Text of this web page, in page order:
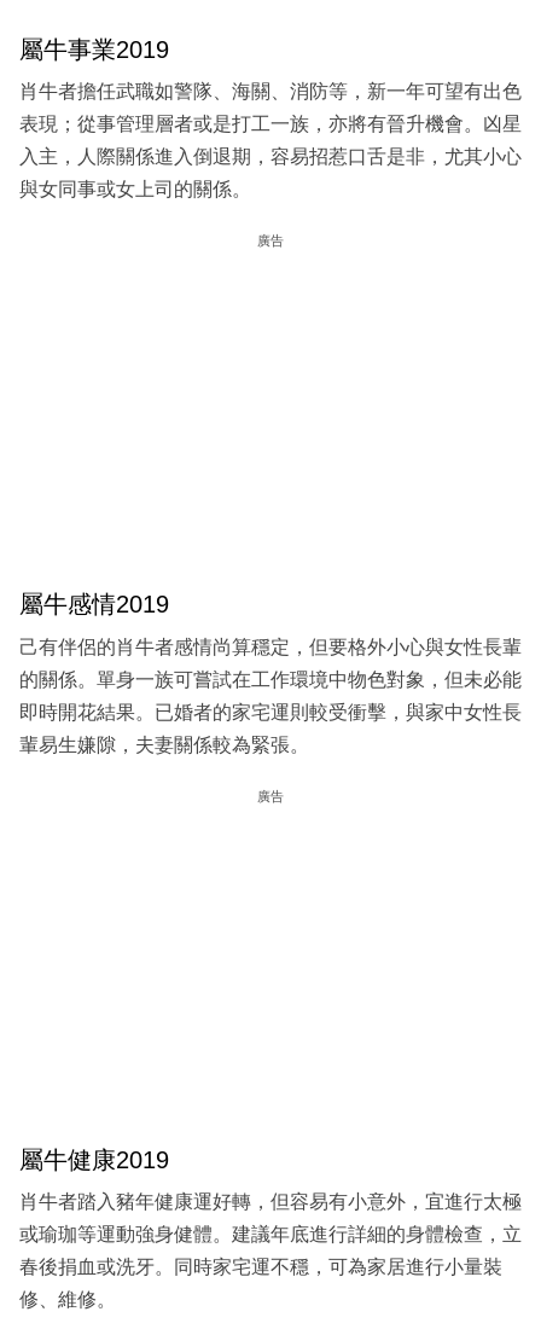
屬牛事業2019
肖牛者擔任武職如警隊、海關、消防等，新一年可望有出色
表現；從事管理層者或是打工一族，亦將有晉升機會。凶星
入主，人際關係進入倒退期，容易招惹口舌是非，尤其小心
與女同事或女上司的關係。
廣告
屬牛感情2019
己有伴侶的肖牛者感情尚算穩定，但要格外小心與女性長輩
的關係。單身一族可嘗試在工作環境中物色對象，但未必能
即時開花結果。已婚者的家宅運則較受衝擊，與家中女性長
輩易生嫌隙，夫妻關係較為緊張。
廣告
屬牛健康2019
肖牛者踏入豬年健康運好轉，但容易有小意外，宜進行太極
或瑜珈等運動強身健體。建議年底進行詳細的身體檢查，立
春後捐血或洗牙。同時家宅運不穩，可為家居進行小量裝
修、維修。